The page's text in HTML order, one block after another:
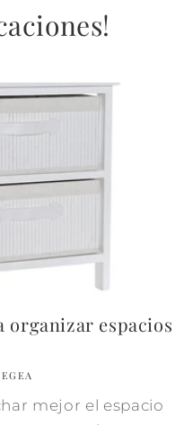
organizar espacios
mejor el espacio